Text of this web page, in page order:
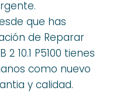
que has
de Reparar
2 10.1 P5100 tienes
como nuevo
y calidad.